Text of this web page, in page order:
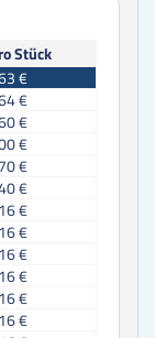
Stück
€
€
€
€
€
€
€
€
€
€
€
€